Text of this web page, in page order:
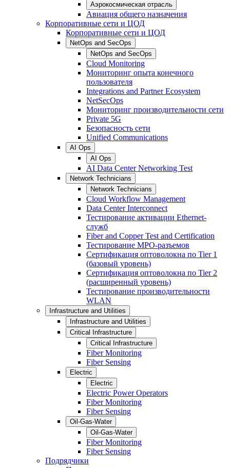
Аэрокосмическая отрасль
Авиация общего назначения
Корпоративные сети и ЦОД
Корпоративные сети и ЦОД
NetOps and SecOps
NetOps and SecOps
Cloud Monitoring
Мониторинг опыта конечного
пользователя
Integrations and Partner Ecosystem
NetSecOps
Мониторинг производительности сети
Private 5G
Безопасность сети
Unified Communications
AI Ops
AI Ops
AI Data Center Networking Test
Network Technicians
Network Technicians
Cloud Workflow Management
Data Center Interconnect
Тестирование активации Ethernet-
служб
Fiber and Copper Test and Certification
Тестирование МРО-разъемов
Сертификация оптоволокна по Tier 1
(базовый уровень)
Сертификация оптоволокна по Tier 2
(расширенный уровень)
Тестирование производительности
WLAN
Infrastructure and Utilities
Infrastructure and Utilities
Critical Infrastructure
Critical Infrastructure
Fiber Monitoring
Fiber Sensing
Electric
Electric
Electric Power Operators
Fiber Monitoring
Fiber Sensing
Oil-Gas-Water
Oil-Gas-Water
Fiber Monitoring
Fiber Sensing
Подрядчики